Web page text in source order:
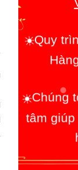
☀️
Quy
Chúng
tâm